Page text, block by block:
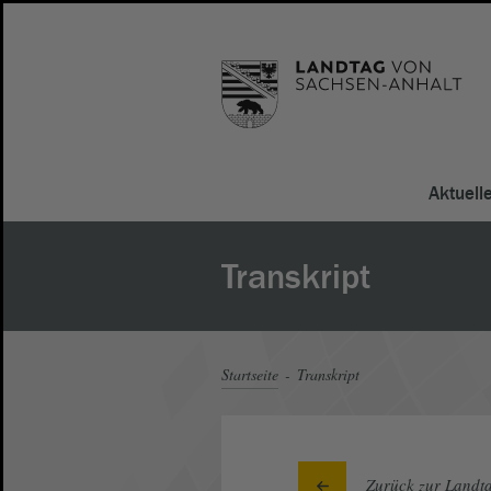
Transkript
Startseite Transkript
Zurück zur